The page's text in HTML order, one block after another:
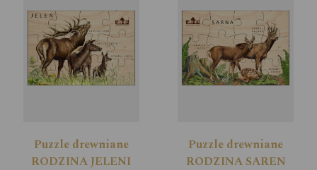
Puzzle drewniane
RODZINA JELENI
Puzzle drewniane
RODZINA SAREN